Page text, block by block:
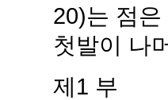
20)는 점
첫발이 나
제1 부